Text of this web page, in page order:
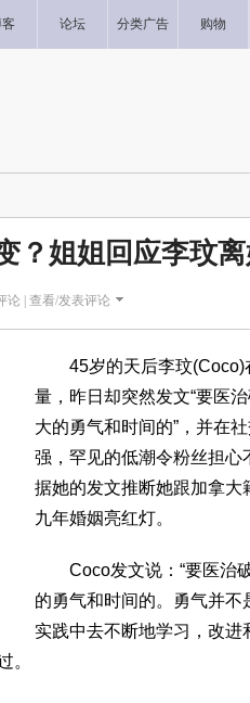
论坛 分类广告 购物
？姐姐回应李玟离
论 | 查看/发表评论
45岁的天后李玟(Coco)
量，昨日却突然发文“要医
大的勇气和时间的”，并在
强，罕见的低潮令粉丝担心
据她的发文推断她跟加拿大
九年婚姻亮红灯。
Coco发文说：“要医治
的勇气和时间的。勇气并不
实践中去不断地学习，改
。